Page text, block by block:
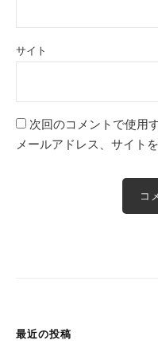
サイト
次回のコメントで使用
メールアドレス、サイトを
最近の投稿